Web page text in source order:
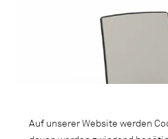
Auf unserer Website werden